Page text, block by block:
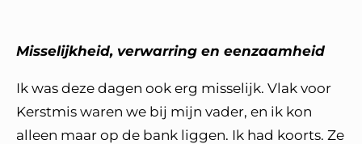
Misselijkheid, verwarring en eenzaamheid
Ik was deze dagen ook erg misselijk. Vlak voor
Kerstmis waren we bij mijn vader, en ik kon
alleen maar op de bank liggen. Ik had koorts. Ze